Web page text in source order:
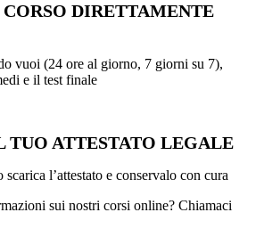
DIRETTAMENTE
vuoi (24 ore al giorno, 7 giorni su 7),
e il test finale
TUO ATTESTATO LEGALE
l’attestato e conservalo con cura
sui nostri corsi online? Chiamaci